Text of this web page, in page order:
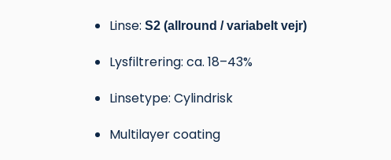
Linse: S2 (allround / variabelt vejr)
Lysfiltrering: ca. 18–43%
Linsetype: Cylindrisk
Multilayer coating